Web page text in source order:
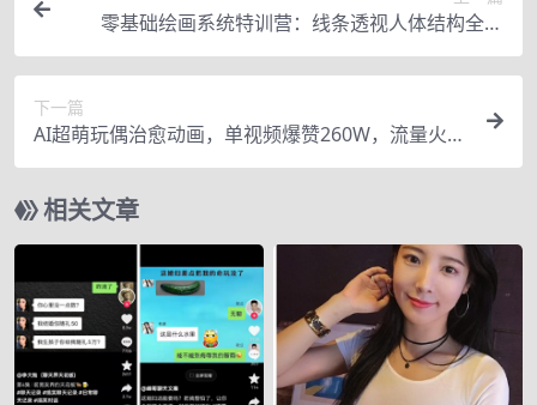
零基础绘画系统特训营：线条透视人体结构全覆
盖，手把手教你独立完成人物创作
下一篇
AI超萌玩偶治愈动画，单视频爆赞260W，流量火
爆，适合新手小白（附保姆级教程）
相关文章